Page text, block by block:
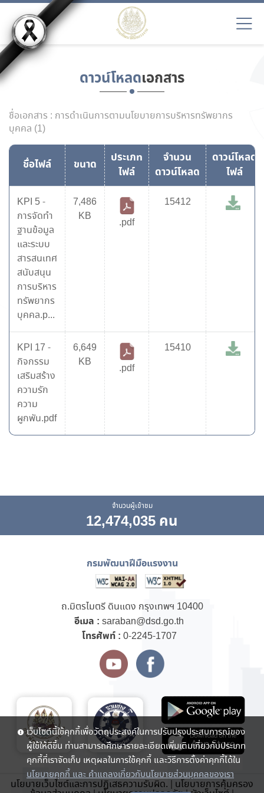
ดาวน์โหลดเอกสาร
ชื่อเอกสาร : การดำเนินการตามนโยบายการบริหารทรัพยากร
บุคคล (1)
ชื่อไฟล์ ขนาด
ประเภท
ไฟล์
จำนวน
ดาวน์โหลด
ดาวน์โหลด
ไฟล์
KPI 5 -
การจัดทำ
ฐานข้อมูล
และระบบ
สารสนเทศ
สนับสนุน
การบริหาร
ทรัพยากร
บุคคล.p...
7,486
KB
.pdf
15412
KPI 17 -
กิจกรรม
เสริมสร้าง
ความรัก
ความ
ผูกพัน.pdf
6,649
KB
.pdf
15410
จำนวนผู้เข้าชม
12,474,035 คน
กรมพัฒนาฝีมือแรงงาน
ถ.มิตรไมตรี ดินแดง กรุงเทพฯ 10400
อีเมล : saraban@dsd.go.th
โทรศัพท์ : 0-2245-1707
นโยบายเว็บไซต์และการปฏิเสธความรับผิด. | นโยบายการคุ้มครอง
เว็บไซต์นี้ใช้คุกกี้เพื่อวัตถุประสงค์ในการปรับปรุงประสบการณ์ของ
ผู้ใช้ให้ดีขึ้น ท่านสามารถศึกษารายละเอียดเพิ่มเติมเกี่ยวกับประเภท
คุกกี้ที่เราจัดเก็บ เหตุผลในการใช้คุกกี้ และวิธีการตั้งค่าคุกกี้ได้ใน
นโยบายคุกกี้ และ คำแถลงเกี่ยวกับนโยบายส่วนบุคคลของเรา